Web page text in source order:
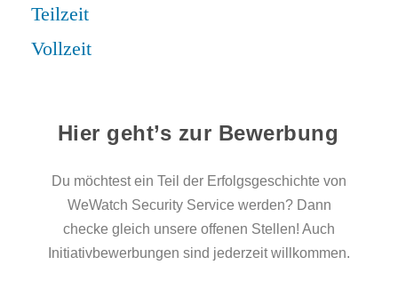
Teilzeit
Vollzeit
Hier geht’s zur Bewerbung
Du möchtest ein Teil der Erfolgsgeschichte von
WeWatch Security Service werden? Dann
checke gleich unsere offenen Stellen! Auch
Initiativbewerbungen sind jederzeit willkommen.